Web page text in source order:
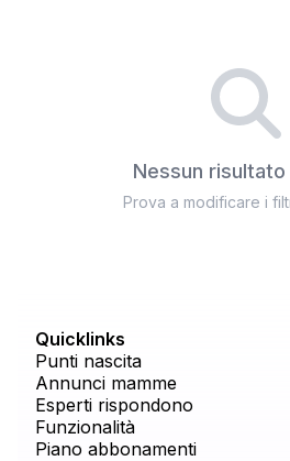
Nessun
Prova a modificare i
Quicklinks
Punti nascita
Annunci mamme
Esperti rispondono
Funzionalità
Piano abbonamenti